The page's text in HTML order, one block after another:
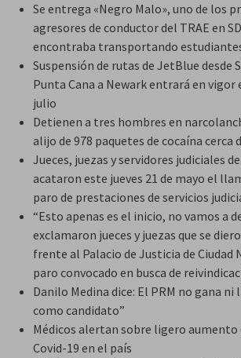
Se entrega «Negro Malo», uno de los
agresores de conductor del TRAE en
encontraba transportando
Suspensión de rutas de JetBlue desde
Punta Cana a Newark entrará en vigor
julio
Detienen a tres hombres en
alijo de 978 paquetes de cocaína cerca
Jueces, juezas y servidores judiciales
acataron este jueves 21 de mayo el
paro de prestaciones de servicios
“Esto apenas es el inicio, no vamos a
exclamaron jueces y juezas que se
frente al Palacio de Justicia de Ciudad
paro convocado en busca de
Danilo Medina dice: El PRM no gana ni
como candidato”
Médicos alertan sobre ligero aumento
Covid-19 en el país